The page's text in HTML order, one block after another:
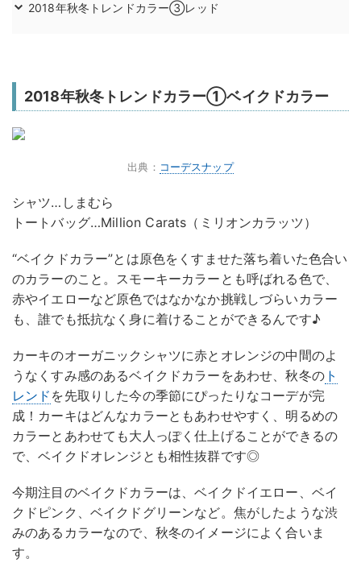
2018年秋冬トレンドカラー③レッド
2018年秋冬トレンドカラー①ベイクドカラー
出典： コーデスナップ
シャツ…しまむら
トートバッグ…Million Carats（ミリオンカラッツ）
“ベイクドカラー”とは原色をくすませた落ち着いた色合い
のカラーのこと。スモーキーカラーとも呼ばれる色で、
赤やイエローなど原色ではなかなか挑戦しづらいカラー
も、誰でも抵抗なく身に着けることができるんです♪
カーキのオーガニックシャツに赤とオレンジの中間のよ
うなくすみ感のあるベイクドカラーをあわせ、秋冬のト
レンド を先取りした今の季節にぴったりなコーデが完
成！カーキはどんなカラーともあわせやすく、明るめの
カラーとあわせても大人っぽく仕上げることができるの
で、ベイクドオレンジとも相性抜群です◎
今期注目のベイクドカラーは、ベイクドイエロー、ベイ
クドピンク、ベイクドグリーンなど。焦がしたような渋
みのあるカラーなので、秋冬のイメージによく合いま
す。